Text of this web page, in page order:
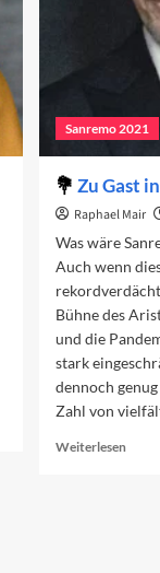
Sanremo 2021
Zu Gast
Raphael Mair
Was wäre
Auch wenn
Bühne des
und die
stark
dennoch
Zahl von
WeiterlesenRead